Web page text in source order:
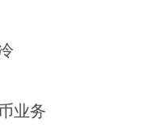
业务